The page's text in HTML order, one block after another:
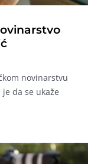
novinarstvu
je da se ukaže